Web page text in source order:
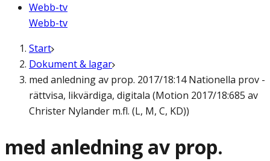
Webb-tv
Webb-tv
Start
Dokument & lagar
med anledning av prop. 2017/18:14 Nationella prov -
rättvisa, likvärdiga, digitala (Motion 2017/18:685 av
Christer Nylander m.fl. (L, M, C, KD))
med anledning av prop.